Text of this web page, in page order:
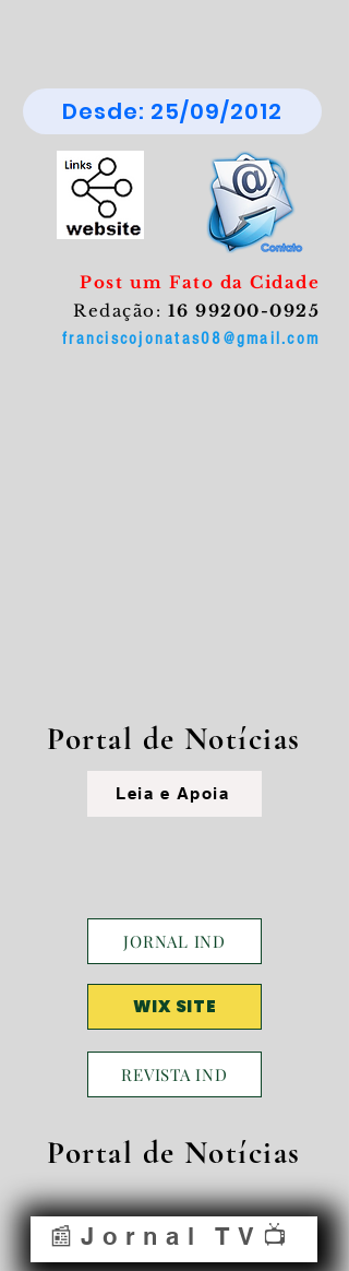
Desde: 25/09/2012
Post um Fato da Cidade
Redação: 16 99200-0925
franciscojonatas08@gmail.com
Portal de Notícias
Leia e Apoia
JORNAL IND
WIX SITE
REVISTA IND
Portal de Notícias
📰Jornal TV📺